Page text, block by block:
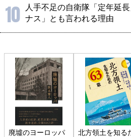
10
人手不足の自衛隊「定年延
ナス」とも言われる理由
廃墟のヨーロッパ
北方領土を知る